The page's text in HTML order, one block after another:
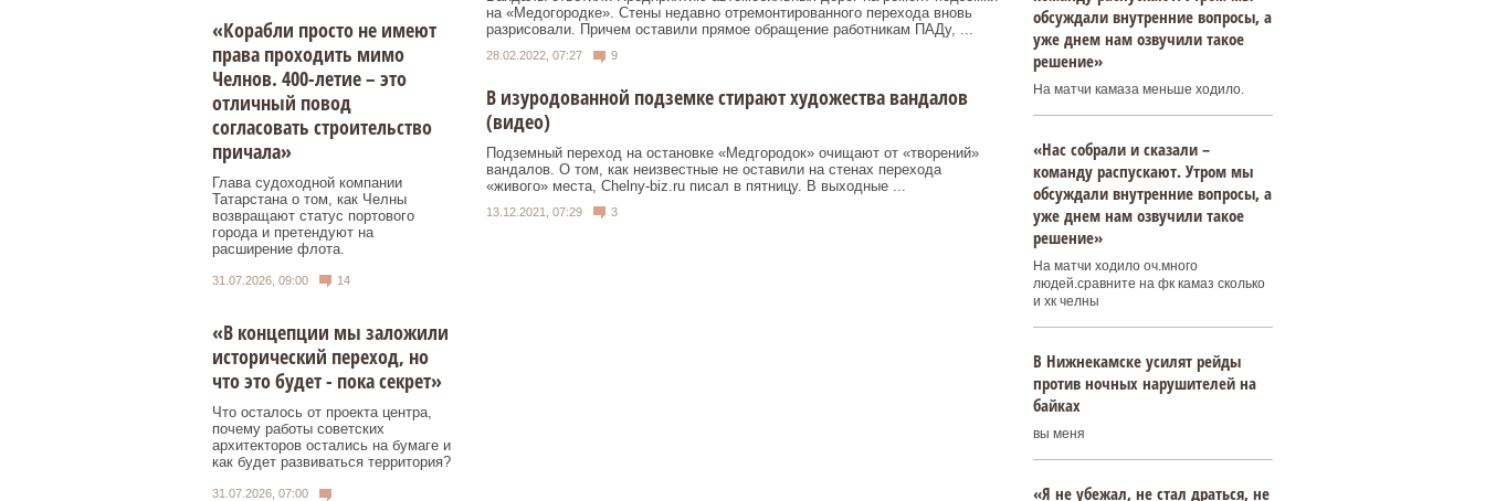
«Корабли просто не имеют
права проходить мимо
Челнов. 400-летие – это
отличный повод
согласовать строительство
причала»
Глава судоходной компании
Татарстана о том, как Челны
возвращают статус портового
города и претендуют на
расширение флота.
31.07.2026, 09:00 14
«В концепции мы заложили
исторический переход, но
что это будет - пока секрет»
Что осталось от проекта центра,
почему работы советских
архитекторов остались на бумаге и
как будет развиваться территория?
31.07.2026, 07:00
на «Медогородке». Стены недавно отремонтированного перехода вновь
разрисовали. Причем оставили прямое обращение работникам ПАДу, ...
28.02.2022, 07:27 9
В изуродованной подземке стирают художества вандалов
(видео)
Подземный переход на остановке «Медгородок» очищают от «творений»
вандалов. О том, как неизвестные не оставили на стенах перехода
«живого» места, Chelny-biz.ru писал в пятницу. В выходные ...
13.12.2021, 07:29 3
обсуждали внутренние вопросы, а
уже днем нам озвучили такое
решение»
На матчи камаза меньше ходило.
«Нас собрали и сказали –
команду распускают. Утром мы
обсуждали внутренние вопросы, а
уже днем нам озвучили такое
решение»
На матчи ходило оч.много
людей.сравните на фк камаз сколько
и хк челны
В Нижнекамске усилят рейды
против ночных нарушителей на
байках
вы меня
«Я не убежал, не стал драться, не